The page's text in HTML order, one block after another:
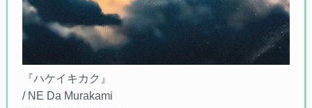
『ハケイキカク』
/ NE Da Murakami